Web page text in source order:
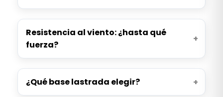
Resistencia al viento: ¿hasta qué
fuerza?
¿Qué base lastrada elegir?